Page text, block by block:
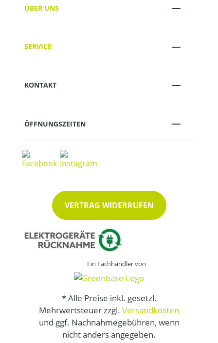
ÜBER UNS
SERVICE
KONTAKT
ÖFFNUNGSZEITEN
VERTRAG WIDERRUFEN
Ein Fachhändler von
* Alle Preise inkl. gesetzl.
Mehrwertsteuer zzgl. Versandkosten
und ggf. Nachnahmegebühren, wenn
nicht anders angegeben.